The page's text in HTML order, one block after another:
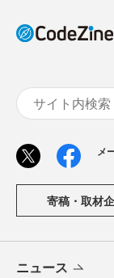
メ
寄稿・取材
ニュース